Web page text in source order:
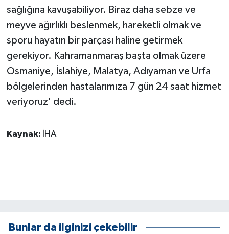
sağlığına kavuşabiliyor. Biraz daha sebze ve
meyve ağırlıklı beslenmek, hareketli olmak ve
sporu hayatın bir parçası haline getirmek
gerekiyor. Kahramanmaraş başta olmak üzere
Osmaniye, İslahiye, Malatya, Adıyaman ve Urfa
bölgelerinden hastalarımıza 7 gün 24 saat hizmet
veriyoruz' dedi.
Kaynak: İHA
Bunlar da ilginizi çekebilir